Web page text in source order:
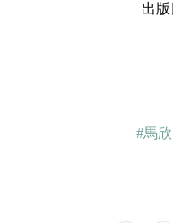
出版
#馬欣